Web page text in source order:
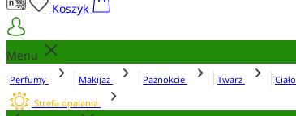
Koszyk
Menu
Perfumy Makijaż Paznokcie Twarz Ciało
Strefa opalania